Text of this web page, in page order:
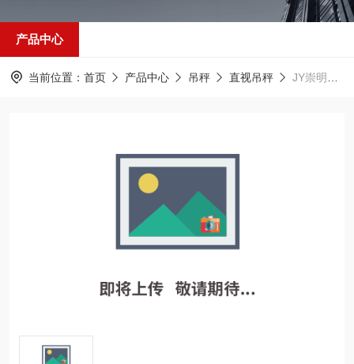
产品中心
当前位置： 首页 产品中心 吊秤 直视吊秤 JY崇明吊秤